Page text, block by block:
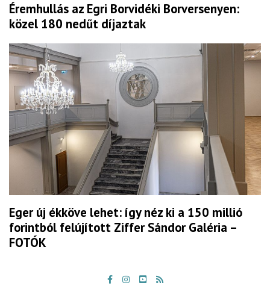
Éremhullás az Egri Borvidéki Borversenyen:
közel 180 nedűt díjaztak
Eger új ékköve lehet: így néz ki a 150 millió
forintból felújított Ziffer Sándor Galéria –
FOTÓK